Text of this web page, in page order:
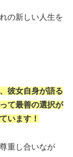
の新しい人生を
彼女自身が語る
て最善の選択が
います！
重し合いなが